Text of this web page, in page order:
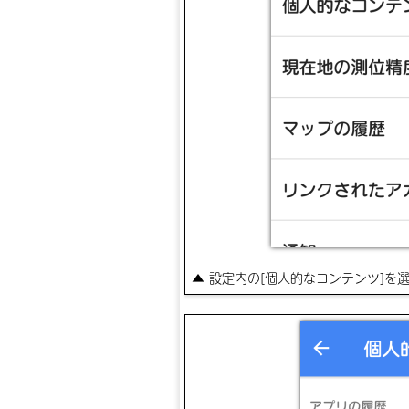
▲ 設定内の[個人的なコンテンツ]を